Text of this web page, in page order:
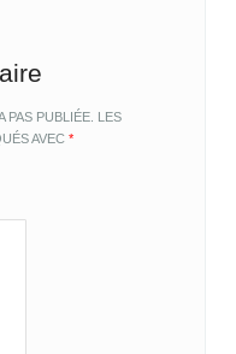
PAS PUBLIÉE. LES
AVEC*